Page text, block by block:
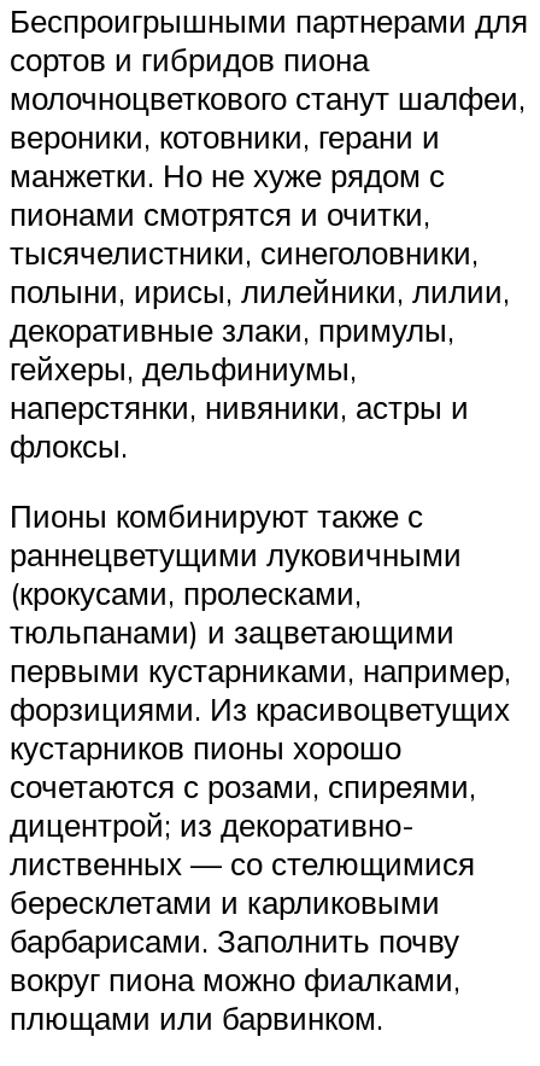
Беспроигрышными партнерами для
сортов и гибридов пиона
молочноцветкового станут шалфеи,
вероники, котовники, герани и
манжетки. Но не хуже рядом с
пионами смотрятся и очитки,
тысячелистники, синеголовники,
полыни, ирисы, лилейники, лилии,
декоративные злаки, примулы,
гейхеры, дельфиниумы,
наперстянки, нивяники, астры и
флоксы.
Пионы комбинируют также с
раннецветущими луковичными
(крокусами, пролесками,
тюльпанами) и зацветающими
первыми кустарниками, например,
форзициями. Из красивоцветущих
кустарников пионы хорошо
сочетаются с розами, спиреями,
дицентрой; из декоративно-
лиственных — со стелющимися
бересклетами и карликовыми
барбарисами. Заполнить почву
вокруг пиона можно фиалками,
плющами или барвинком.